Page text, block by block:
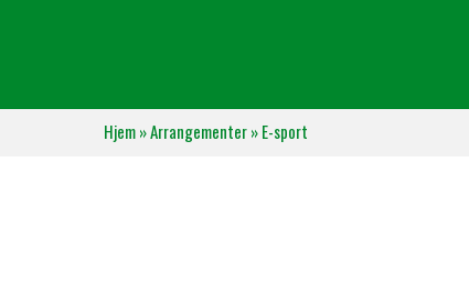
Hjem»Arrangementer»E-sport